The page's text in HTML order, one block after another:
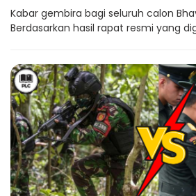
Kabar gembira bagi seluruh calon
Berdasarkan hasil rapat resmi yang